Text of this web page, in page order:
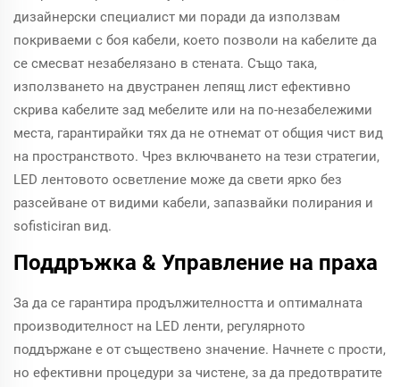
дизайнерски специалист ми поради да използвам
покриваеми с боя кабели, което позволи на кабелите да
се смесват незабелязано в стената. Също така,
използването на двустранен лепящ лист ефективно
скрива кабелите зад мебелите или на по-незабележими
места, гарантирайки тях да не отнемат от общия чист вид
на пространството. Чрез включването на тези стратегии,
LED лентовото осветление може да свети ярко без
разсейване от видими кабели, запазвайки полирания и
sofisticiran вид.
Поддръжка & Управление на праха
За да се гарантира продължителността и оптималната
производителност на LED ленти, регулярното
поддържане е от съществено значение. Начнете с прости,
но ефективни процедури за чистене, за да предотвратите